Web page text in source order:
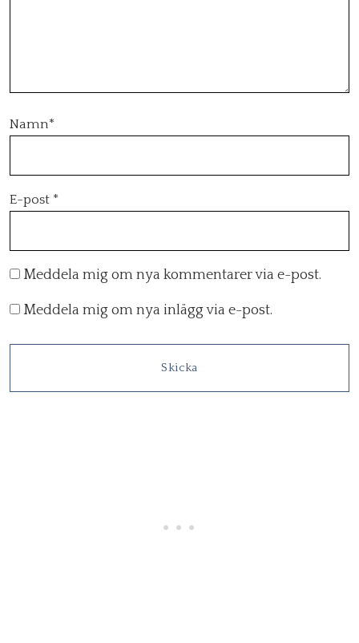
Namn*
E-post *
Meddela mig om nya kommentarer via e-post.
Meddela mig om nya inlägg via e-post.